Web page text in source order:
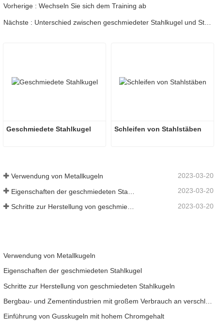
Vorherige : Wechseln Sie sich dem Training ab
Geschmiedete Stahlkugel Schleifen von Stahlstäben
Verwendung von Metallkugeln 2023-03-20
2023-03-20
2023-03-20
Verwendung von Metallkugeln
Eigenschaften der geschmiedeten Stahlkugel
Schritte zur Herstellung von geschmiedeten Stahlkugeln
Einführung von Gusskugeln mit hohem Chromgehalt